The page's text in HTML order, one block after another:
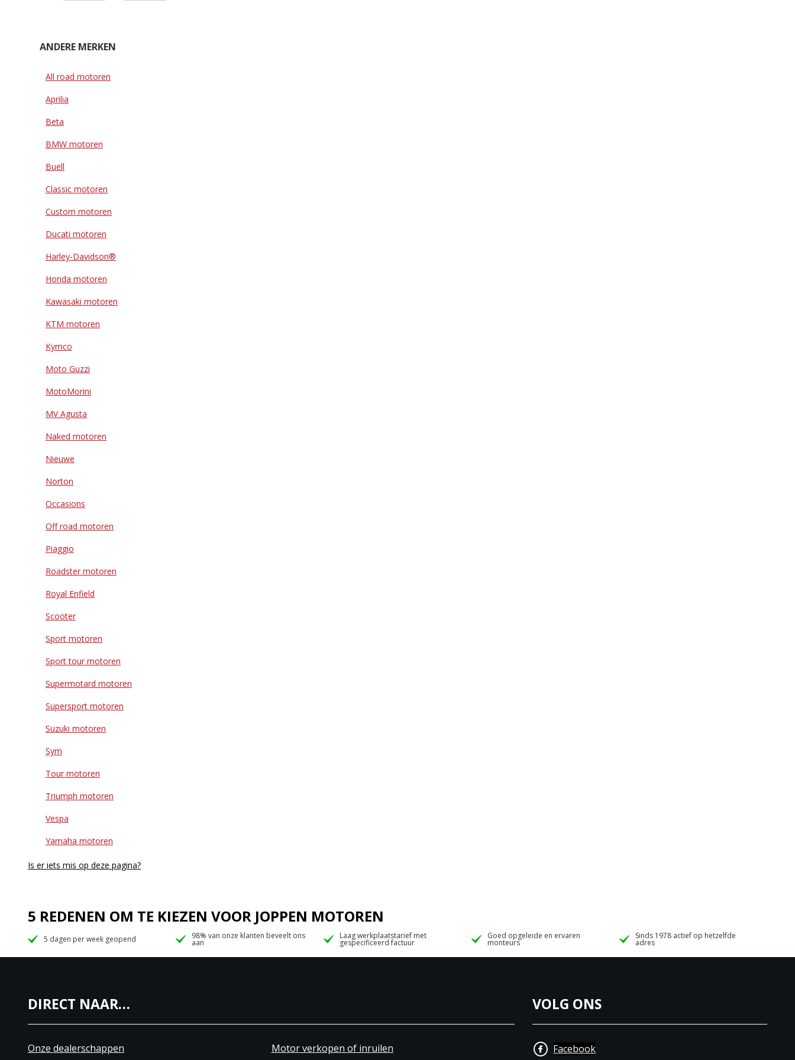
ANDERE MERKEN
All road motoren
Aprilia
Beta
BMW motoren
Buell
Classic motoren
Custom motoren
Ducati motoren
Harley-Davidson®
Honda motoren
Kawasaki motoren
KTM motoren
Kymco
Moto Guzzi
MotoMorini
MV Agusta
Naked motoren
Nieuwe
Norton
Occasions
Off road motoren
Piaggio
Roadster motoren
Royal Enfield
Scooter
Sport motoren
Sport tour motoren
Supermotard motoren
Supersport motoren
Suzuki motoren
Sym
Tour motoren
Triumph motoren
Vespa
Yamaha motoren
Is er iets mis op deze pagina?
5 REDENEN OM TE KIEZEN VOOR JOPPEN MOTOREN
5 dagen per week geopend 98% van onze klanten beveelt ons
aan
Laag werkplaatstarief met
gespecificeerd factuur
Goed opgeleide en ervaren
monteurs
Sinds 1978 actief op hetzelfde
adres
DIRECT NAAR…
Onze dealerschappen Motor verkopen of inruilen
VOLG ONS
Facebook